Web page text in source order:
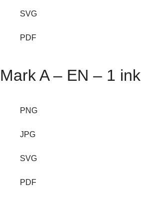
SVG
PDF
Mark A – EN – 1 ink
PNG
JPG
SVG
PDF